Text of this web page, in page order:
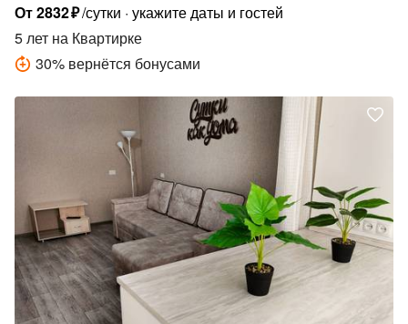
От2832₽/сутки укажите даты и гостей
5 лет на Квартирке
30% вернётся бонусами